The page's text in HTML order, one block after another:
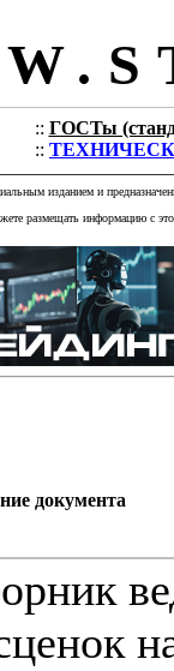
:: ГОСТы
::
изданием и
размещать информацию с
документа